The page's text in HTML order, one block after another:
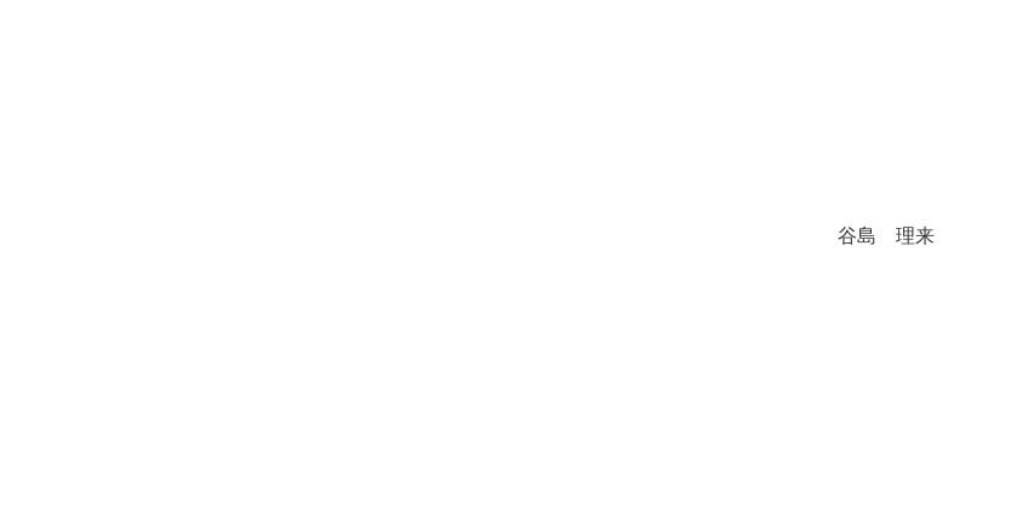
谷島 理来